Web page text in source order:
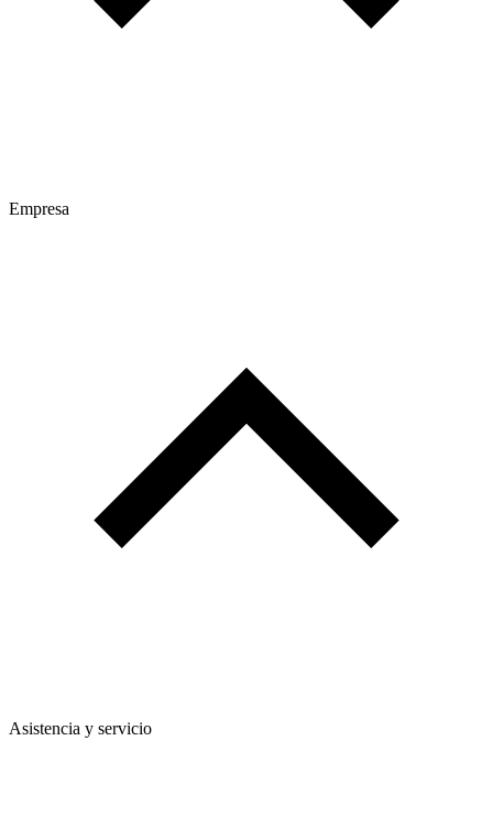
Empresa
Asistencia y servicio